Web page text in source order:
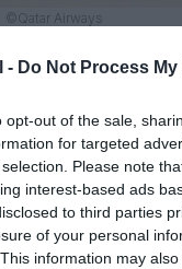
- Do Not Process
opt-out of the sale,
for targeted
Please note
interest-based ads
to third parties
of your personal
information may
©Qatar Airways
apprécié l’article
nous, faites un
SOUTENIR